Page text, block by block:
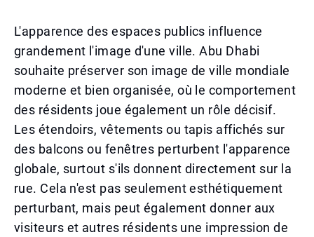
L'apparence des espaces publics influence
grandement l'image d'une ville. Abu Dhabi
souhaite préserver son image de ville mondiale
moderne et bien organisée, où le comportement
des résidents joue également un rôle décisif.
Les étendoirs, vêtements ou tapis affichés sur
des balcons ou fenêtres perturbent l'apparence
globale, surtout s'ils donnent directement sur la
rue. Cela n'est pas seulement esthétiquement
perturbant, mais peut également donner aux
visiteurs et autres résidents une impression de